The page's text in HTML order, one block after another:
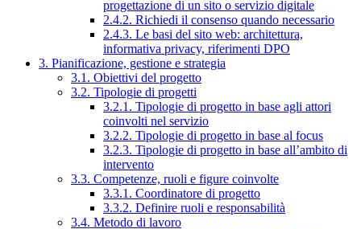
progettazione di un sito o servizio digitale
2.4.2. Richiedi il consenso quando necessario
2.4.3. Le basi del sito web: architettura,
informativa privacy, riferimenti DPO
3. Pianificazione, gestione e strategia
3.1. Obiettivi del progetto
3.2. Tipologie di progetti
3.2.1. Tipologie di progetto in base agli attori
coinvolti nel servizio
3.2.2. Tipologie di progetto in base al focus
3.2.3. Tipologie di progetto in base all’ambito di
intervento
3.3. Competenze, ruoli e figure coinvolte
3.3.1. Coordinatore di progetto
3.3.2. Definire ruoli e responsabilità
3.4. Metodo di lavoro